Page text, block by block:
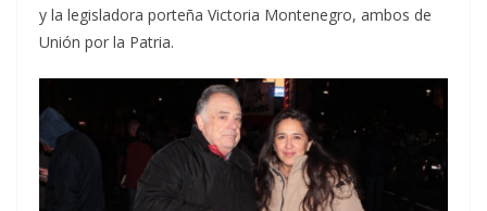
y la legisladora porteña Victoria Montenegro, ambos de
Unión por la Patria.